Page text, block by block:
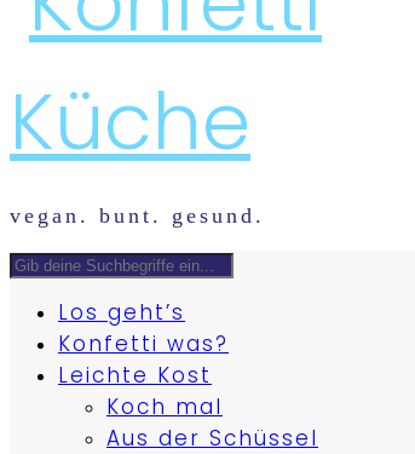
vegan. bunt. gesund.
Los geht’s
Konfetti was?
Leichte Kost
Koch mal
Aus der Schüssel